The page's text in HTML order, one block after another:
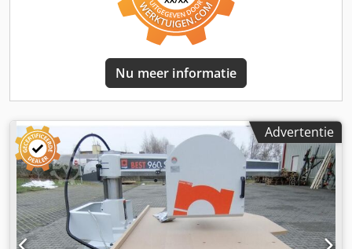
Internationale verzendkosten op aanvraag!
Nu meer informatie
Advertentie